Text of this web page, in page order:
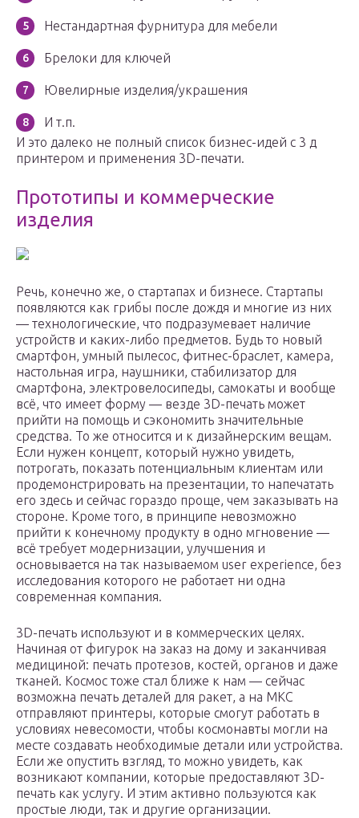
Нестандартная фурнитура для мебели
Брелоки для ключей
Ювелирные изделия/украшения
И т.п.
И это далеко не полный список бизнес-идей с 3 д
принтером и применения 3D-печати.
Прототипы и коммерческие
изделия
Речь, конечно же, о стартапах и бизнесе. Стартапы
появляются как грибы после дождя и многие из них
— технологические, что подразумевает наличие
устройств и каких-либо предметов. Будь то новый
смартфон, умный пылесос, фитнес-браслет, камера,
настольная игра, наушники, стабилизатор для
смартфона, электровелосипеды, самокаты и вообще
всё, что имеет форму — везде 3D-печать может
прийти на помощь и сэкономить значительные
средства. То же относится и к дизайнерским вещам.
Если нужен концепт, который нужно увидеть,
потрогать, показать потенциальным клиентам или
продемонстрировать на презентации, то напечатать
его здесь и сейчас гораздо проще, чем заказывать на
стороне. Кроме того, в принципе невозможно
прийти к конечному продукту в одно мгновение —
всё требует модернизации, улучшения и
основывается на так называемом user experience, без
исследования которого не работает ни одна
современная компания.
3D-печать используют и в коммерческих целях.
Начиная от фигурок на заказ на дому и заканчивая
медициной: печать протезов, костей, органов и даже
тканей. Космос тоже стал ближе к нам — сейчас
возможна печать деталей для ракет, а на МКС
отправляют принтеры, которые смогут работать в
условиях невесомости, чтобы космонавты могли на
месте создавать необходимые детали или устройства.
Если же опустить взгляд, то можно увидеть, как
возникают компании, которые предоставляют 3D-
печать как услугу. И этим активно пользуются как
простые люди, так и другие организации.